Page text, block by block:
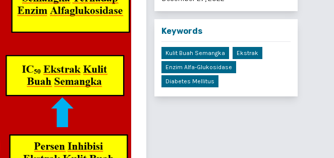
Keywords
Kulit Buah Semangka
Ekstrak
Enzim Alfa-Glukosidase
Diabetes Mellitus